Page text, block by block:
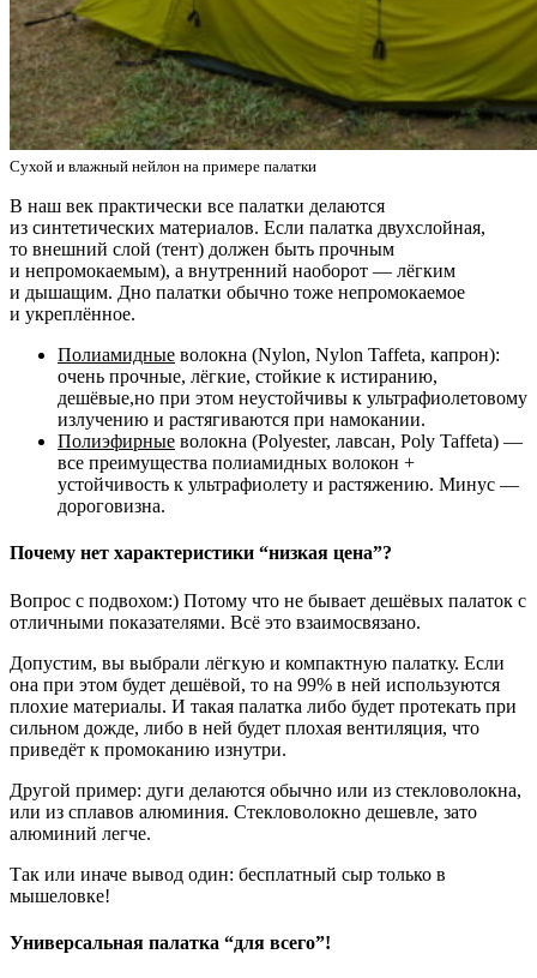
Сухой и влажный нейлон на примере палатки
В наш век практически все палатки делаются
из синтетических материалов. Если палатка двухслойная,
то внешний слой (тент) должен быть прочным
и непромокаемым), а внутренний наоборот — лёгким
и дышащим. Дно палатки обычно тоже непромокаемое
и укреплённое.
Полиамидные волокна (Nylon, Nylon Taffeta, капрон):
очень прочные, лёгкие, стойкие к истиранию,
дешёвые,но при этом неустойчивы к ультрафиолетовому
излучению и растягиваются при намокании.
Полиэфирные волокна (Polyester, лавсан, Poly Taffeta) —
все преимущества полиамидных волокон +
устойчивость к ультрафиолету и растяжению. Минус —
дороговизна.
Почему нет характеристики “низкая цена”?
Вопрос с подвохом:) Потому что не бывает дешёвых палаток с
отличными показателями. Всё это взаимосвязано.
Допустим, вы выбрали лёгкую и компактную палатку. Если
она при этом будет дешёвой, то на 99% в ней используются
плохие материалы. И такая палатка либо будет протекать при
сильном дожде, либо в ней будет плохая вентиляция, что
приведёт к промоканию изнутри.
Другой пример: дуги делаются обычно или из стекловолокна,
или из сплавов алюминия. Стекловолокно дешевле, зато
алюминий легче.
Так или иначе вывод один: бесплатный сыр только в
мышеловке!
Универсальная палатка “для всего”!